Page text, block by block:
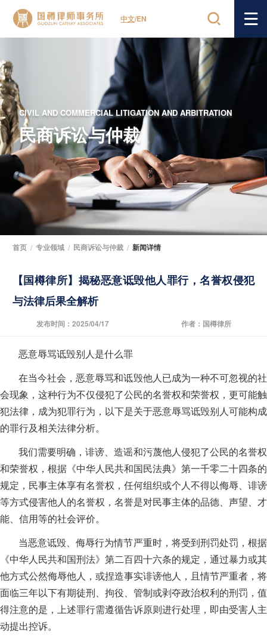
中文/EN
CIVIL AND COMMERCIAL LITIGATION AND ARBITRATION
民商诉讼与仲裁
首页 / 专业领域 / 民商诉讼与仲裁 / 新闻详情
【国樽律所】揭秘恶意诋毁他人罪行，名誉权侵犯
与法律后果全解析
发布时间：2025/04/17 作者：国樽律所
恶意辱骂诋毁别人是什么罪
在当今社会，恶意辱骂和诋毁他人已成为一种不可忽视的社
会现象，这种行为不仅侵犯了公民的名誉权和荣誉权，更可能触
犯法律，成为犯罪行为，以下是关于恶意辱骂诋毁别人可能构成
的罪行及相关法律分析。
我们需要明确，诽谤、造谣和污蔑他人侵犯了公民的名誉权
和荣誉权，根据《中华人民共和国民法典》第一千零二十四条的
规定，民事主体享有名誉权，任何组织或个人不得以侮辱、诽谤
等方式侵害他人的名誉权，名誉是对民事主体的品德、声望、才
能、信用等的社会评价。
当恶意诋毁、侮辱行为情节严重时，将受到刑罚处罚，根据
《中华人民共和国刑法》第二百四十六条的规定，通过暴力或其
他方式公然侮辱他人，或捏造事实诽谤他人，且情节严重者，将
面临三年以下有期徒刑、拘役、管制或剥夺政治权利的刑罚，值
得注意的是，上述罪行需遵循告诉原则进行处理，即由受害人主
动提出控诉。